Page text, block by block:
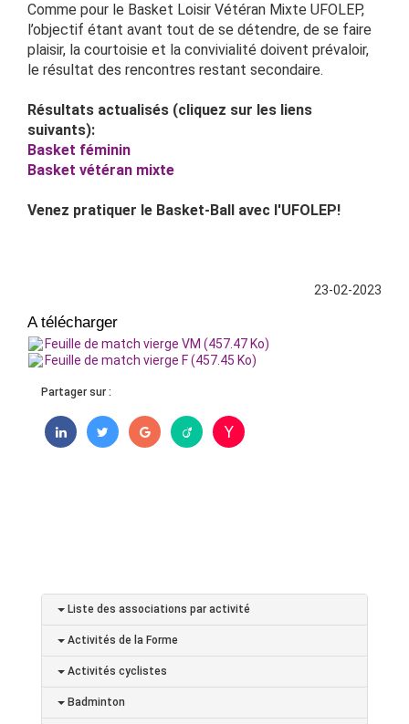
Comme pour le Basket Loisir Vétéran Mixte UFOLEP,
l’objectif étant avant tout de se détendre, de se faire
plaisir, la courtoisie et la convivialité doivent prévaloir,
le résultat des rencontres restant secondaire.
Résultats actualisés (cliquez sur les liens
suivants):
Basket féminin
Basket vétéran mixte
Venez pratiquer le Basket-Ball avec l'UFOLEP!
23-02-2023
A télécharger
Feuille de match vierge VM (457.47 Ko)
Feuille de match vierge F (457.45 Ko)
Partager sur :
Liste des associations par activité
Activités de la Forme
Activités cyclistes
Badminton